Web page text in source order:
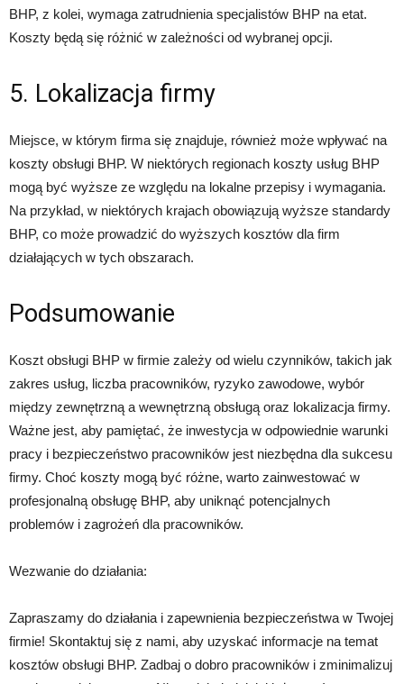
BHP, z kolei, wymaga zatrudnienia specjalistów BHP na etat.
Koszty będą się różnić w zależności od wybranej opcji.
5. Lokalizacja firmy
Miejsce, w którym firma się znajduje, również może wpływać na
koszty obsługi BHP. W niektórych regionach koszty usług BHP
mogą być wyższe ze względu na lokalne przepisy i wymagania.
Na przykład, w niektórych krajach obowiązują wyższe standardy
BHP, co może prowadzić do wyższych kosztów dla firm
działających w tych obszarach.
Podsumowanie
Koszt obsługi BHP w firmie zależy od wielu czynników, takich jak
zakres usług, liczba pracowników, ryzyko zawodowe, wybór
między zewnętrzną a wewnętrzną obsługą oraz lokalizacja firmy.
Ważne jest, aby pamiętać, że inwestycja w odpowiednie warunki
pracy i bezpieczeństwo pracowników jest niezbędna dla sukcesu
firmy. Choć koszty mogą być różne, warto zainwestować w
profesjonalną obsługę BHP, aby uniknąć potencjalnych
problemów i zagrożeń dla pracowników.
Wezwanie do działania:
Zapraszamy do działania i zapewnienia bezpieczeństwa w Twojej
firmie! Skontaktuj się z nami, aby uzyskać informacje na temat
kosztów obsługi BHP. Zadbaj o dobro pracowników i zminimalizuj